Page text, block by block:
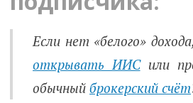
Если нет «белого»
открывать ИИСили
обычныйброкерский счёт